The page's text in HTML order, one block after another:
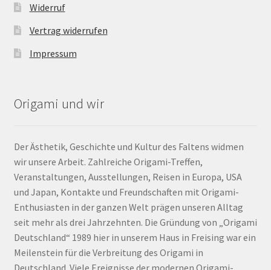
Widerruf
Vertrag widerrufen
Impressum
Origami und wir
Der Ästhetik, Geschichte und Kultur des Faltens widmen
wir unsere Arbeit. Zahlreiche Origami-Treffen,
Veranstaltungen, Ausstellungen, Reisen in Europa, USA
und Japan, Kontakte und Freundschaften mit Origami-
Enthusiasten in der ganzen Welt prägen unseren Alltag
seit mehr als drei Jahrzehnten. Die Gründung von „Origami
Deutschland“ 1989 hier in unserem Haus in Freising war ein
Meilenstein für die Verbreitung des Origami in